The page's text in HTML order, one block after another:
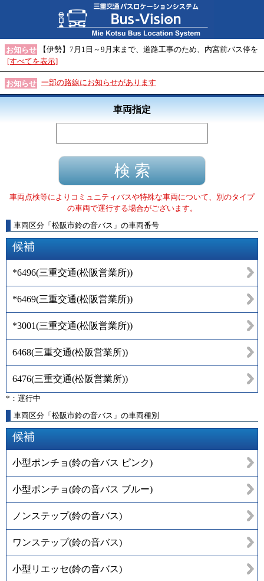
お知らせ
【伊勢】7月1日～9月末まで、道路工事のため、内宮前バス停を
[すべてを表示]
お知らせ 一部の路線にお知らせがあります
車両指定
車両点検等によりコミュニティバスや特殊な車両について、別のタイプ
の車両で運行する場合がございます。
車両区分 「 松阪市鈴の音バス 」 の車両番号
候補
*6496(三重交通(松阪営業所))
*6469(三重交通(松阪営業所))
*3001(三重交通(松阪営業所))
6468(三重交通(松阪営業所))
6476(三重交通(松阪営業所))
*：運行中
車両区分「松阪市鈴の音バス」の車両種別
候補
小型ポンチョ(鈴の音バス ピンク)
小型ポンチョ(鈴の音バス ブルー)
ノンステップ(鈴の音バス)
ワンステップ(鈴の音バス)
小型リエッセ(鈴の音バス)